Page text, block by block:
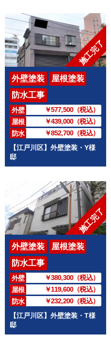
施工完了
外壁塗装
屋根塗装
防水工事
外壁
￥577,500（税込）
屋根
￥439,000（税込）
防水
￥852,700（税込）
【江戸川区】外壁塗装・Y様
邸
施工完了
外壁塗装
屋根塗装
防水工事
外壁
￥380,300（税込）
屋根
￥119,600（税込）
防水
￥232,200（税込）
【江戸川区】外壁塗装・T様
邸